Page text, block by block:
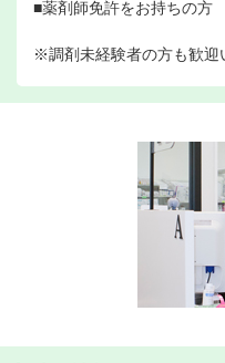
■薬剤師免許をお持ちの方
※調剤未経験者の方も歓迎